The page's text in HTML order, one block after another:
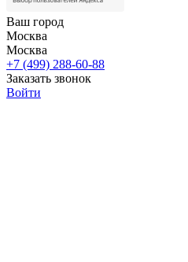
Ваш город
Москва
Москва
+7 (499) 288-60-88
Заказать звонок
Войти